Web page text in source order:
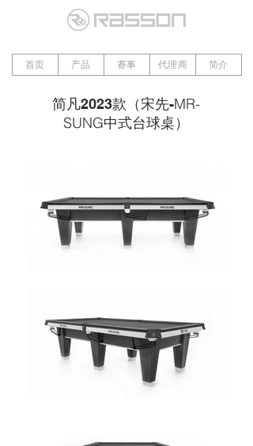
简介
代理商
赛事
产品
首页
简凡2023款（宋先-MR-
SUNG中式台球桌）